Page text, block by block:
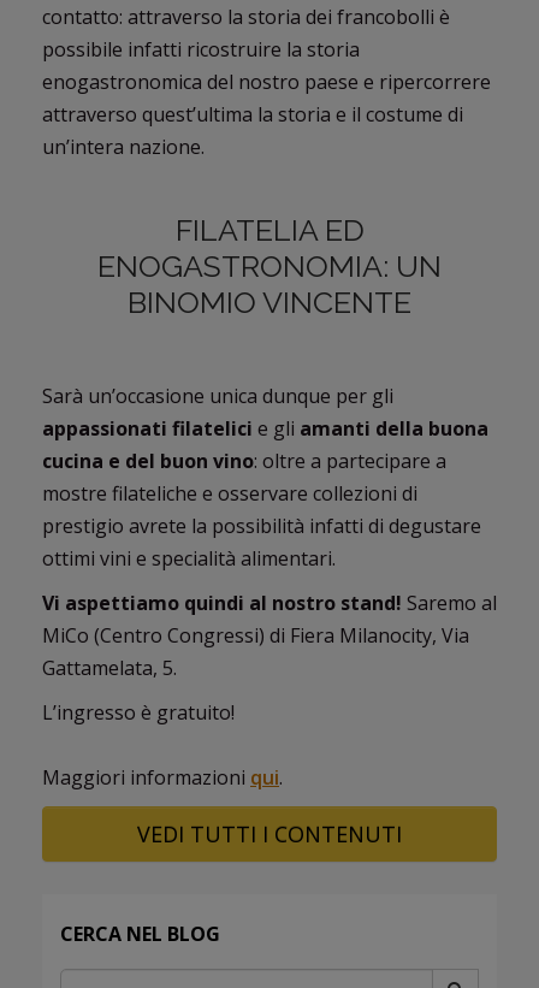
contatto: attraverso la storia dei francobolli è
possibile infatti ricostruire la storia
enogastronomica del nostro paese e ripercorrere
attraverso quest’ultima la storia e il costume di
un’intera nazione.
FILATELIA ED
ENOGASTRONOMIA: UN
BINOMIO VINCENTE
Sarà un’occasione unica dunque per gli
appassionati filatelici e gli amanti della buona
cucina e del buon vino: oltre a partecipare a
mostre filateliche e osservare collezioni di
prestigio avrete la possibilità infatti di degustare
ottimi vini e specialità alimentari.
Vi aspettiamo quindi al nostro stand! Saremo al
MiCo (Centro Congressi) di Fiera Milanocity, Via
Gattamelata, 5.
L’ingresso è gratuito!
Maggiori informazioni qui.
VEDI TUTTI I CONTENUTI
CERCA NEL BLOG